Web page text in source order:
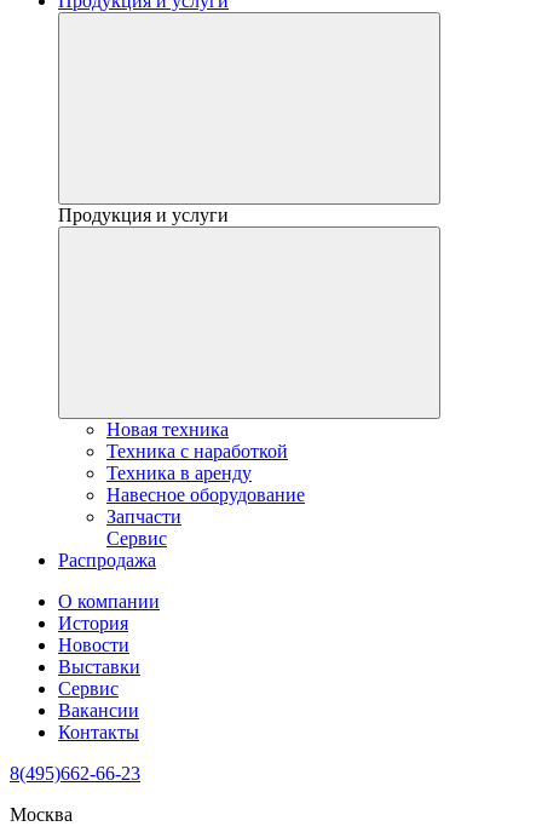
Продукция и услуги
Новая техника
Техника с наработкой
Техника в аренду
Навесное оборудование
Запчасти
Сервис
Распродажа
О компании
История
Новости
Выставки
Сервис
Вакансии
Контакты
8(495)662-66-23
Москва